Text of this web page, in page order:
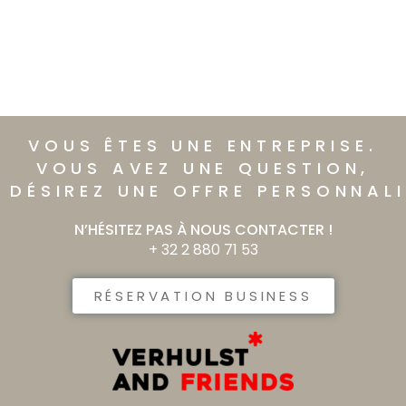
VOUS ÊTES UNE ENTREPRISE.​
VOUS AVEZ UNE QUESTION,
DÉSIREZ UNE OFFRE
N’HÉSITEZ PAS À NOUS CONTACTER !
+ 32 2 880 71 53
RÉSERVATION BUSINESS